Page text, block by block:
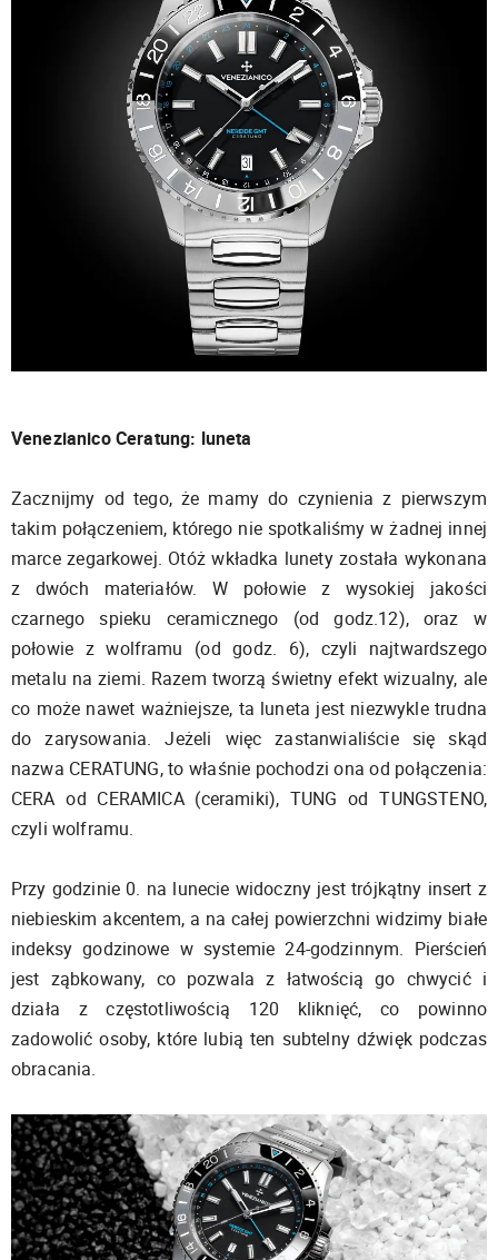
Venezianico Ceratung: luneta
Zacznijmy od tego, że mamy do czynienia z pierwszym
takim połączeniem, którego nie spotkaliśmy w żadnej innej
marce zegarkowej. Otóż wkładka lunety została wykonana
z dwóch materiałów. W połowie z wysokiej jakości
czarnego spieku ceramicznego (od godz.12), oraz w
połowie z wolframu (od godz. 6), czyli najtwardszego
metalu na ziemi. Razem tworzą świetny efekt wizualny, ale
co może nawet ważniejsze, ta luneta jest niezwykle trudna
do zarysowania. Jeżeli więc zastanwialiście się skąd
nazwa CERATUNG, to właśnie pochodzi ona od połączenia:
CERA od CERAMICA (ceramiki), TUNG od TUNGSTENO,
czyli wolframu.
Przy godzinie 0. na lunecie widoczny jest trójkątny insert z
niebieskim akcentem, a na całej powierzchni widzimy białe
indeksy godzinowe w systemie 24-godzinnym. Pierścień
jest ząbkowany, co pozwala z łatwością go chwycić i
działa z częstotliwością 120 kliknięć, co powinno
zadowolić osoby, które lubią ten subtelny dźwięk podczas
obracania.